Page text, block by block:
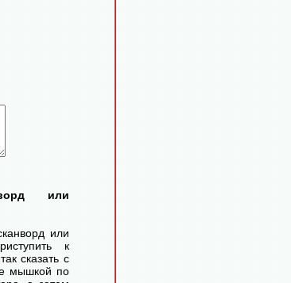
или
или
к
сказать с
мышкой по